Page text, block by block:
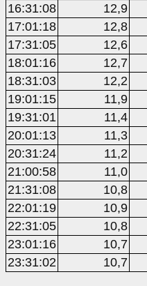
16:31:08
12,9
17:01:18
12,8
17:31:05
12,6
18:01:16
12,7
18:31:03
12,2
19:01:15
11,9
19:31:01
11,4
20:01:13
11,3
20:31:24
11,2
21:00:58
11,0
21:31:08
10,8
22:01:19
10,9
22:31:05
10,8
23:01:16
10,7
23:31:02
10,7